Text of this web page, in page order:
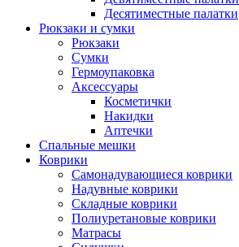
Десятиместные палатки
Рюкзаки и сумки
Рюкзаки
Сумки
Гермоупаковка
Аксессуары
Косметички
Накидки
Аптечки
Спальные мешки
Коврики
Самонадувающиеся коврики
Надувные коврики
Складные коврики
Полиуретановые коврики
Матрасы